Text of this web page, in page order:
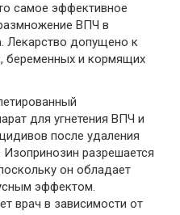
самое эффективное
ВПЧ в
Лекарство допущено к
беременных и кормящих
для угнетения ВПЧ и
после удаления
разрешается
он обладает
эффектом.
врач в зависимости от